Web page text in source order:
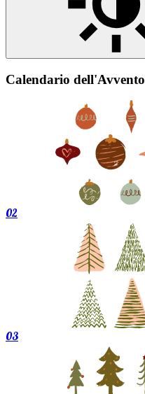
Calendario dell'Avvento
02
03